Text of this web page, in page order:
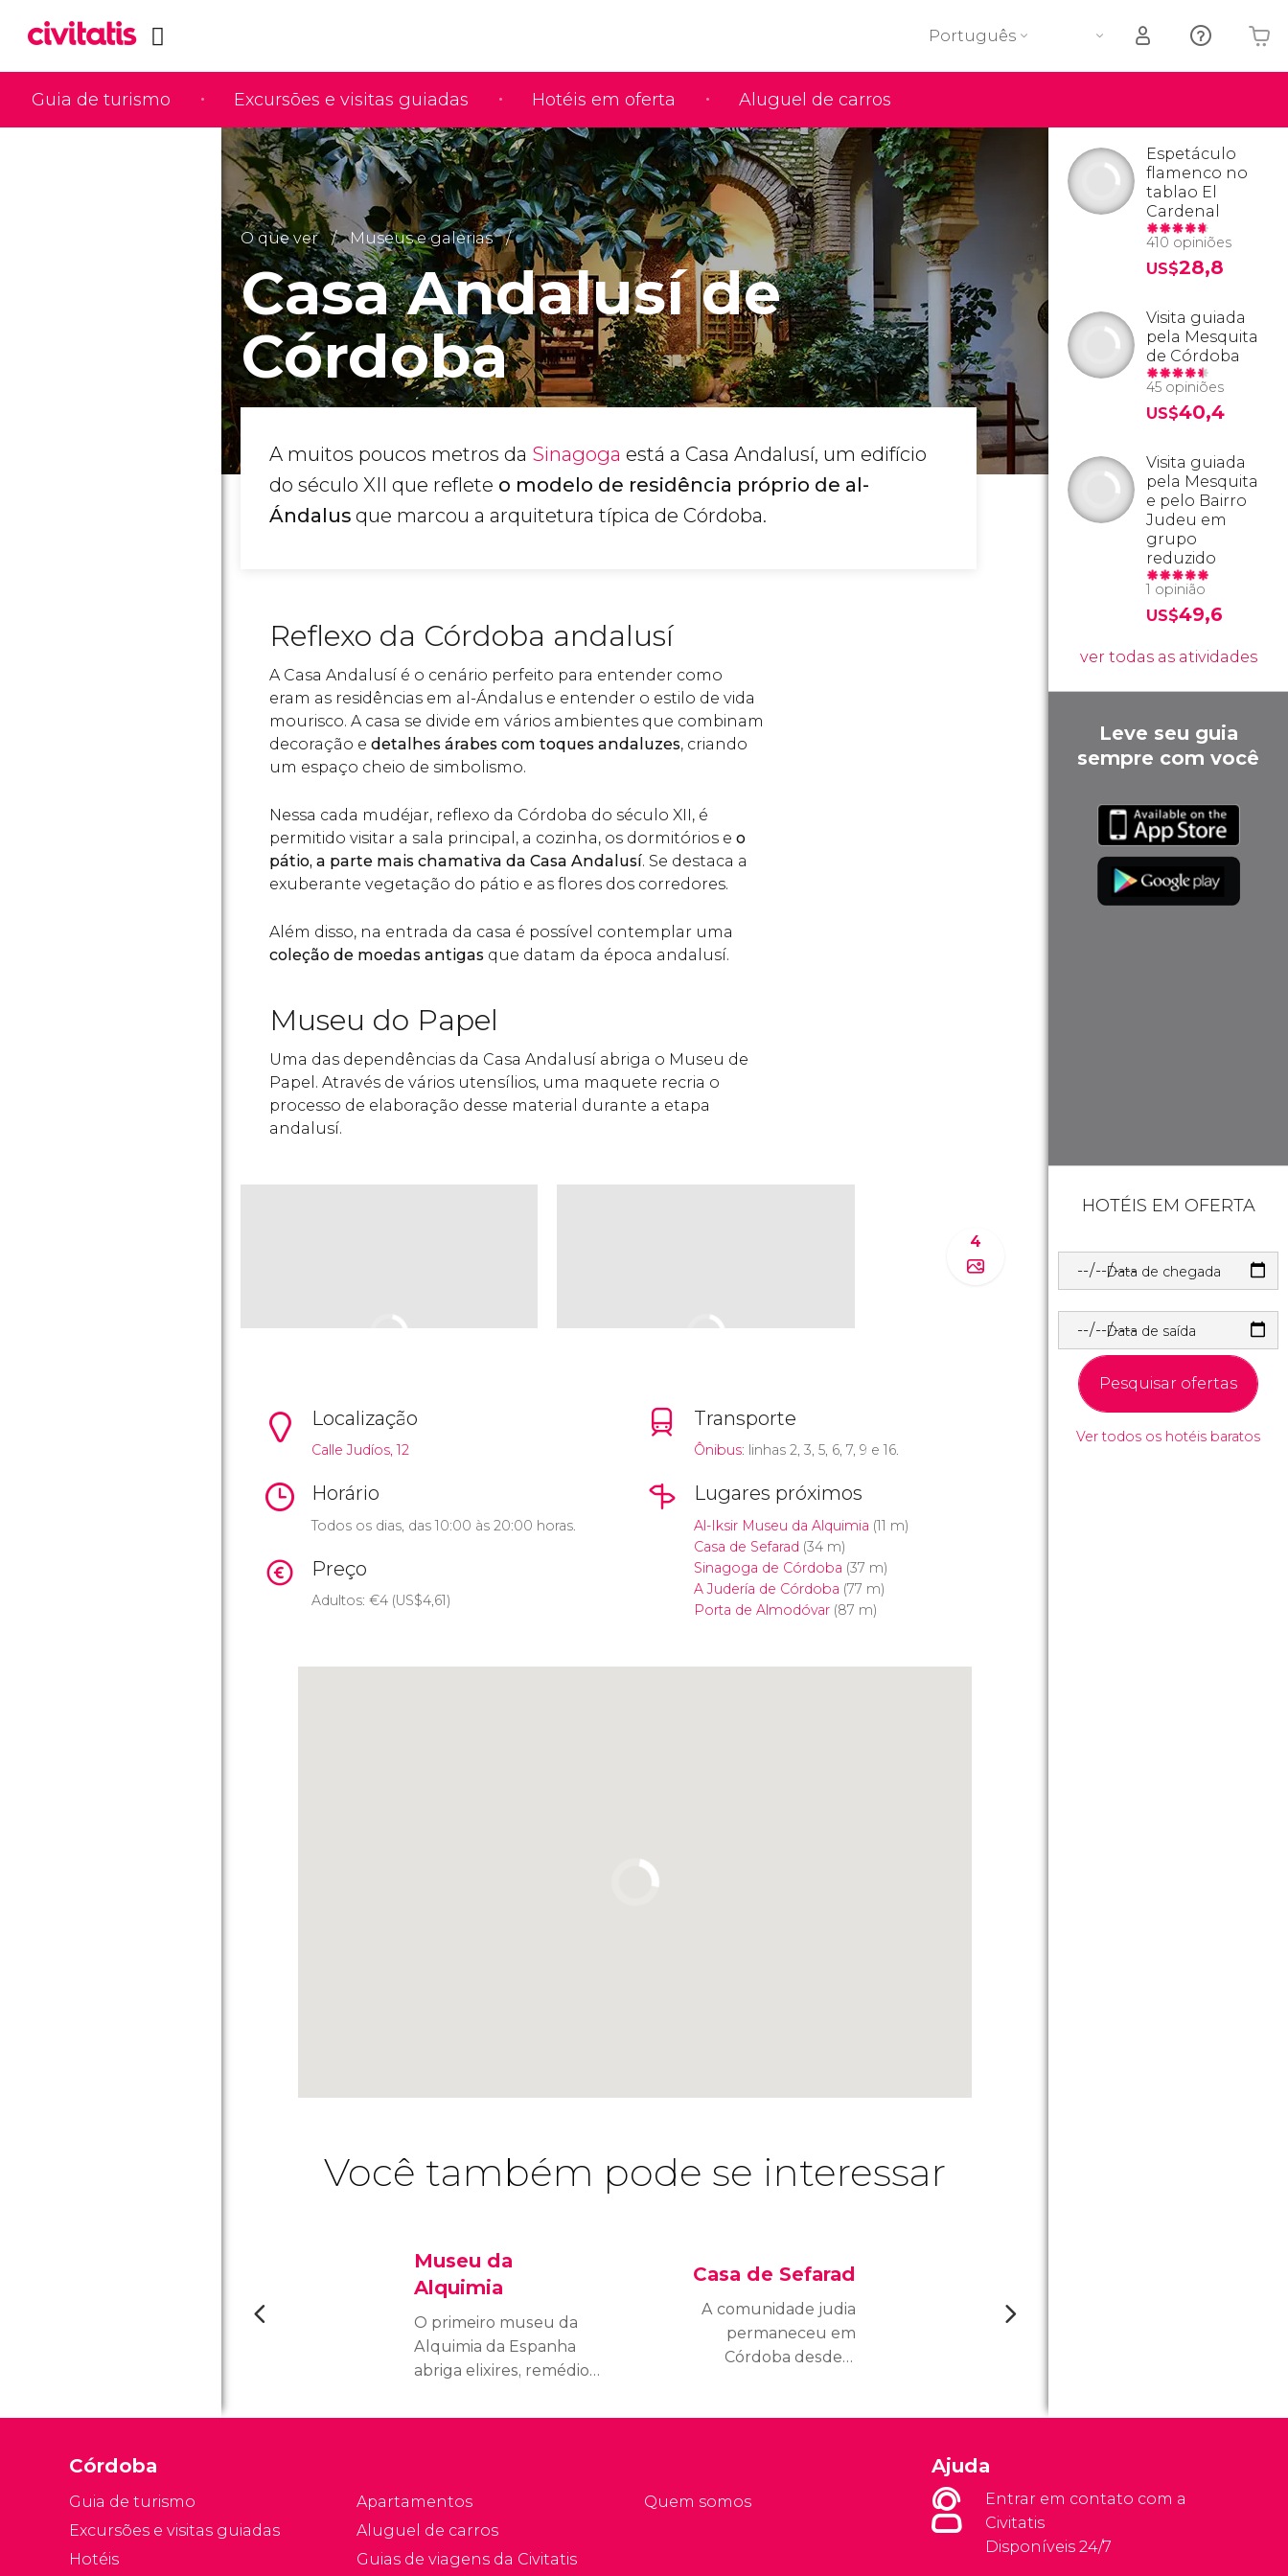
Guia de turismo Excursões e visitas guiadas Hotéis em oferta Aluguel de carros
Português
O que ver Museus e galerias
Casa Andalusí de
Córdoba
A muitos poucos metros da Sinagoga está a Casa Andalusí, um edifício
do século XII que reflete o modelo de residência próprio de al-
Ándalus que marcou a arquitetura típica de Córdoba.
Reflexo da Córdoba andalusí
A Casa Andalusí é o cenário perfeito para entender como
eram as residências em al-Ándalus e entender o estilo de vida
mourisco. A casa se divide em vários ambientes que combinam
decoração e detalhes árabes com toques andaluzes, criando
um espaço cheio de simbolismo.
Nessa cada mudéjar, reflexo da Córdoba do século XII, é
permitido visitar a sala principal, a cozinha, os dormitórios e o
pátio, a parte mais chamativa da Casa Andalusí. Se destaca a
exuberante vegetação do pátio e as flores dos corredores.
Além disso, na entrada da casa é possível contemplar uma
coleção de moedas antigas que datam da época andalusí.
Museu do Papel
Uma das dependências da Casa Andalusí abriga o Museu de
Papel. Através de vários utensílios, uma maquete recria o
processo de elaboração desse material durante a etapa
andalusí.
4
Localização
Calle Judíos, 12
Horário
Todos os dias, das 10:00 às 20:00 horas.
Preço
Adultos: €4 (US$4,61)
Transporte
Ônibus: linhas 2, 3, 5, 6, 7, 9 e 16.
Lugares próximos
Al-Iksir Museu da Alquimia (11 m)
Casa de Sefarad (34 m)
Sinagoga de Córdoba (37 m)
A Judería de Córdoba (77 m)
Porta de Almodóvar(87 m)
Você também pode se interessar
Museu da
Alquimia
O primeiro museu da
Alquimia da Espanha
abriga elixires, remédios
observatório que
Casa de Sefarad
A comunidade judia
permaneceu em
Córdoba desde o
na Casa de Sefarad.
Espetáculo
flamenco no
tablao El
Cardenal
410 opiniões
US$28,8
Visita guiada
pela Mesquita
de Córdoba
45 opiniões
US$40,4
Visita guiada
pela Mesquita
e pelo Bairro
Judeu em
grupo
reduzido
1 opinião
US$49,6
ver todas as atividades
Leve seu guia
sempre com você
HOTÉIS EM OFERTA
Data de chegada
Data de saída
Pesquisar ofertas
Ver todos os hotéis baratos
Córdoba
Guia de turismo
Excursões e visitas guiadas
Hotéis
Apartamentos
Aluguel de carros
Guias de viagens da Civitatis
Quem somos
Ajuda
Entrar em contato com a
Civitatis
Disponíveis 24/7